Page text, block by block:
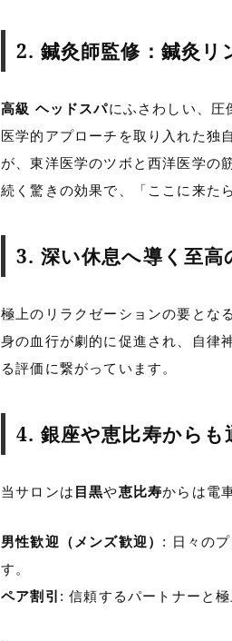
2. 鍼灸師監修：鍼灸
高級 ヘッドスパにふさわしい、
医学的アプローチを取り入れた独
が、東洋医学のツボと西洋医学の
続く驚きの効果で、「ここに来た
3. 深い休息へ導く至
極上のリラクゼーションの要とな
身の血行が劇的に促進され、自律
る評価に繋がっています。
4. 銀座や恵比寿から
当サロンは 目黒や恵比寿からは電
男性歓迎（メンズ歓迎） : 日々の
す。
ペア割引 : 信頼するパートナーと